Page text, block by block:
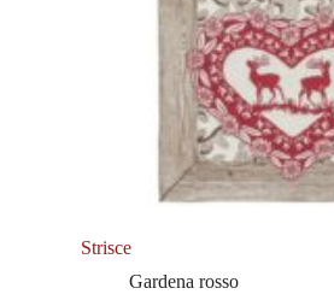
Strisce
Gardena rosso